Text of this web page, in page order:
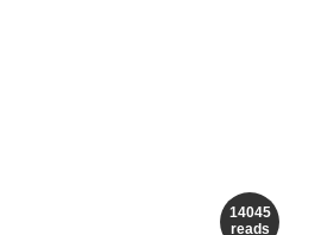
14045
reads